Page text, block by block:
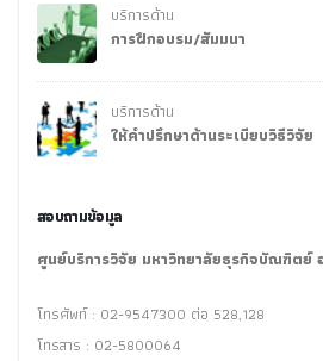
บริการด้าน
การฝึกอบรม/สัมมนา
บริการด้าน
ให้คำปรึกษาด้านระเบียบวิธีวิจัย
สอบถามข้อมูล
ศูนย์บริการวิจัย มหาวิทยาลัยธุรกิจบัณฑิตย์
โทรศัพท์ : 02-9547300 ต่อ 528,128
โทรสาร : 02-5800064